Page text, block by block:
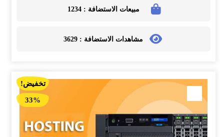
مبيعات الاستضافة : 1234
مشاهدات الاستضافة :
تخفيض!
33%